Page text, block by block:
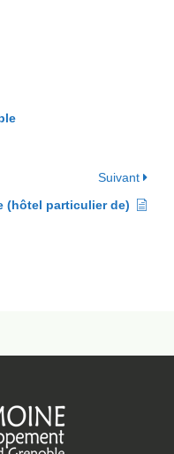
Suivant
(hôtel particulier de)